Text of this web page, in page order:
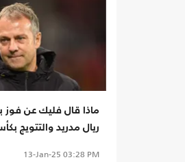
ماذا قال فليك عن فوز
ريال مدريد والتتويج
13-Jan-25 03:28 PM